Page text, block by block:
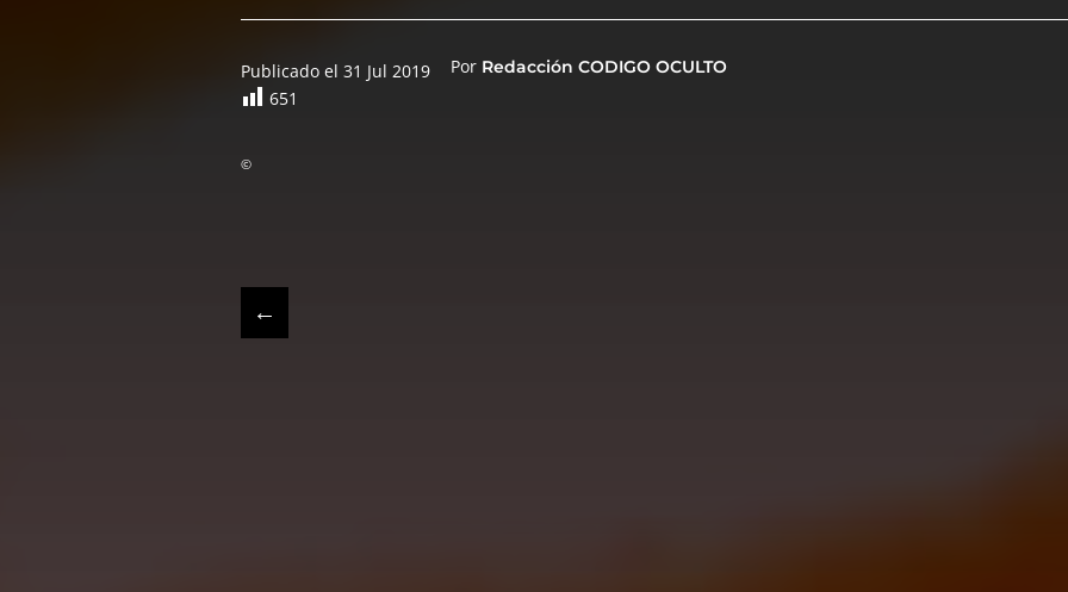
Publicado el 31 Jul 2019 Por Redacción CODIGO OCULTO
651
©
←